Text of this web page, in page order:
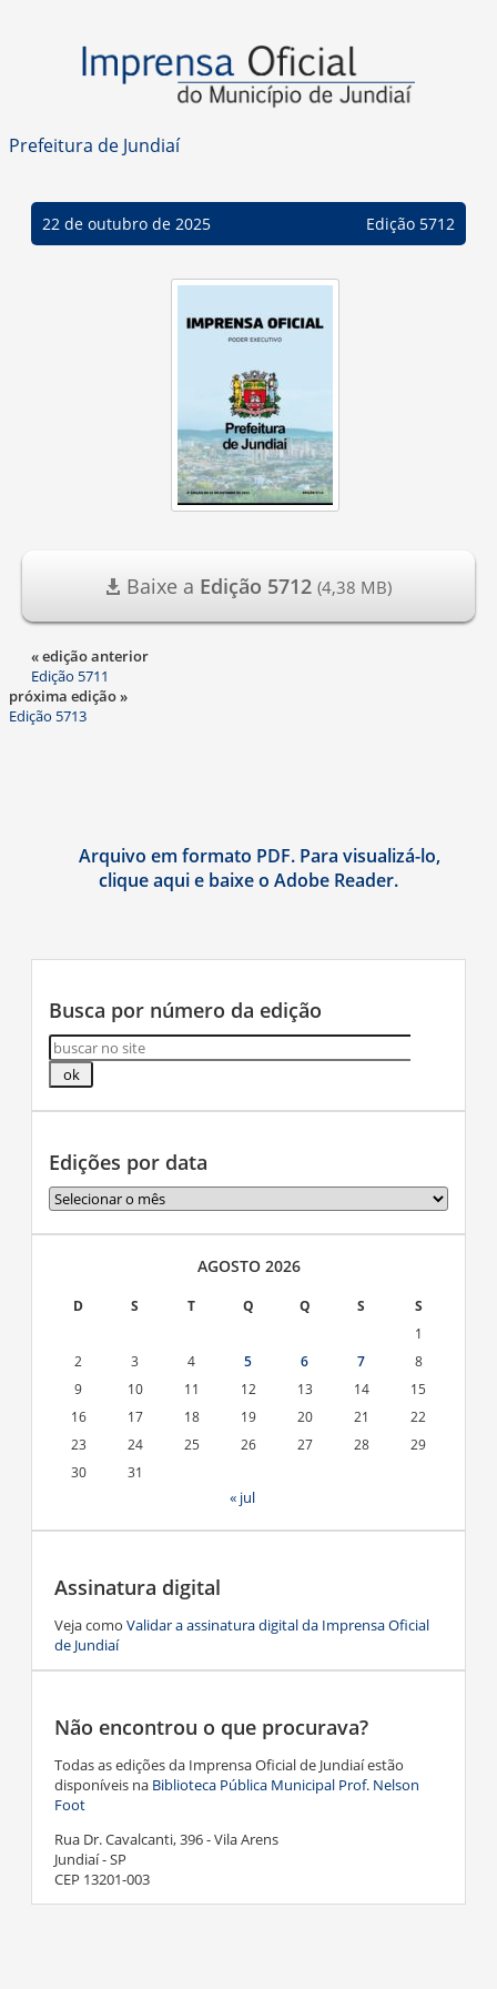
Prefeitura de Jundiaí
22 de outubro de 2025 Edição 5712
Baixe a Edição 5712 (4,38 MB)
« edição anterior
Edição 5711
próxima edição »
Edição 5713
Arquivo em formato PDF. Para visualizá-lo,
clique aqui e baixe o Adobe Reader.
Busca por número da edição
Edições por data
Edições
por
data
AGOSTO 2026
D S T Q Q S
S
1
2
3 4 5 6 7
8
9
10 11 12 13 14
15
16
17 18 19 20 21
22
23
24 25 26 27 28
29
30
31
« jul
Assinatura digital
Veja como Validar a assinatura digital da Imprensa Oficial
de Jundiaí
Não encontrou o que procurava?
Todas as edições da Imprensa Oficial de Jundiaí estão
disponíveis na Biblioteca Pública Municipal Prof. Nelson
Foot
Rua Dr. Cavalcanti, 396 - Vila Arens
Jundiaí - SP
CEP 13201-003